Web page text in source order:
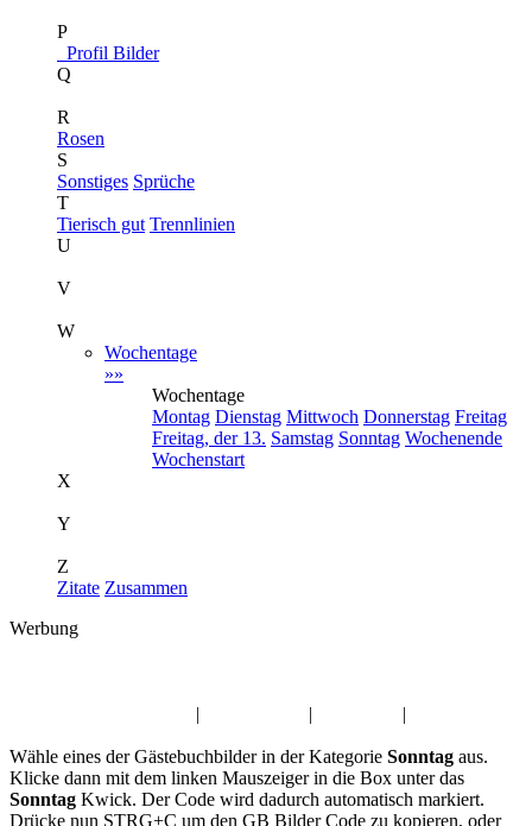
P
Profil Bilder
Q
R
Rosen
S
Sonstiges Sprüche
T
Tierisch gut Trennlinien
U
V
W
Wochentage
»»
Wochentage
Montag Dienstag Mittwoch Donnerstag Freitag
Freitag, der 13. Samstag Sonntag Wochenende
Wochenstart
X
Y
Z
Zitate Zusammen
Werbung
| | |
Wähle eines der Gästebuchbilder in der Kategorie Sonntag aus.
Klicke dann mit dem linken Mauszeiger in die Box unter das
Sonntag Kwick. Der Code wird dadurch automatisch markiert.
Drücke nun STRG+C um den GB Bilder Code zu kopieren, oder